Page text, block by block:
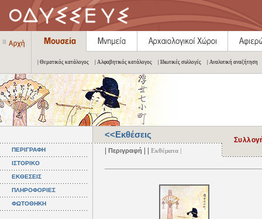
| Θεματικός κατάλογος | Αλφαβητικός κατάλογος | Ιδιωτικές συλλογές | Αναλυτική αναζήτηση
ΠΕΡΙΓΡΑΦΗ
ΙΣΤΟΡΙΚΟ
ΕΚΘΕΣΕΙΣ
ΠΛΗΡΟΦΟΡΙΕΣ
ΦΩΤΟΘΗΚΗ
<<Εκθέσεις
| Περιγραφή | | Εκθέματα |